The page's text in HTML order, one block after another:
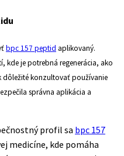
bpc 157 peptid aplikovaný.
kde je potrebná regenerácia, ako
dôležité konzultovať používanie
správna aplikácia a
profil sa bpc 157
medicíne, kde pomáha